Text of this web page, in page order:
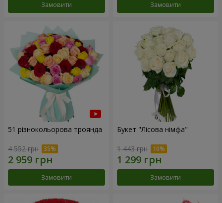
Замовити Замовити
51 різнокольорова троянда
4 552 грн
Замовити
Букет "Лісова німфа"
1 443 грн
Замовити